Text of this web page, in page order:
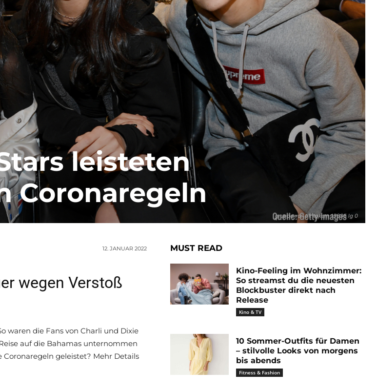
gruppe von tik tokern 15835 lg 0
leisteten
Coronaregeln
12. JANUAR 2022
wegen Verstoß
waren die Fans von Charli und Dixie
auf die Bahamas unternommen
geleistet? Mehr Details
MUST READ
Kino-Feeling im Wohnzimmer:
So streamst du die neuesten
Blockbuster direkt nach
Release
Kino & TV
10 Sommer-Outfits für Damen
– stilvolle Looks von morgens
bis abends
Fitness & Fashion